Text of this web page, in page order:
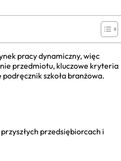
pracy dynamiczny, więc
przedmiotu, kluczowe kryteria
podręcznik szkoła branżowa.
przedsiębiorcach i